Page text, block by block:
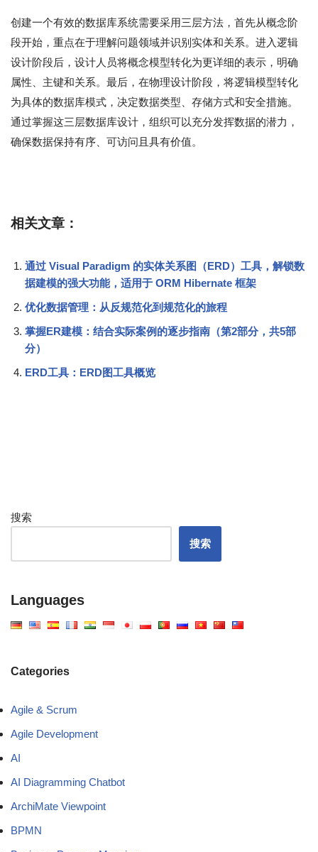
创建一个有效的数据库系统需要采用三层方法，首先从概念阶
段开始，重点在于理解问题领域并识别实体和关系。进入逻辑
设计阶段后，设计人员将概念模型转化为更详细的表示，明确
属性、主键和关系。最后，在物理设计阶段，将逻辑模型转化
为具体的数据库模式，决定数据类型、存储方式和安全措施。
通过掌握这三层数据库设计，组织可以充分发挥数据的潜力，
确保数据保持有序、可访问且具有价值。
相关文章：
通过 Visual Paradigm 的实体关系图（ERD）工具，解锁数
据建模的强大功能，适用于 ORM Hibernate 框架
优化数据管理：从反规范化到规范化的旅程
掌握ER建模：结合实际案例的逐步指南（第2部分，共5部
分）
ERD工具：ERD图工具概览
搜索
搜索
Languages
Categories
Agile & Scrum
Agile Development
AI
AI Diagramming Chatbot
ArchiMate Viewpoint
BPMN